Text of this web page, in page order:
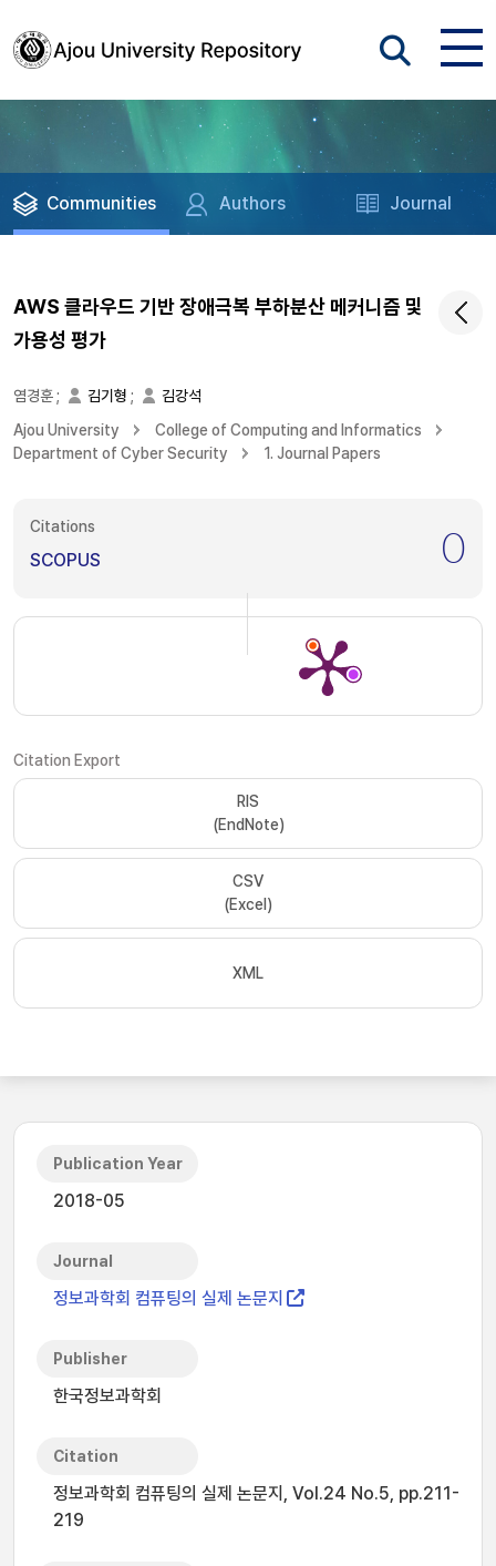
Communities Authors Journal
AWS 클라우드 기반 장애극복 부하분산 메커니즘 및
가용성 평가
염경훈; 김기형 ;
김강석
Ajou University
College of Computing and Informatics
Department of Cyber Security
1. Journal Papers
Citations
SCOPUS 0
Citation Export
RIS
(EndNote)
CSV
(Excel)
XML
Publication Year
2018-05
Journal
정보과학회 컴퓨팅의 실제 논문지
Publisher
한국정보과학회
Citation
정보과학회 컴퓨팅의 실제 논문지, Vol.24 No.5, pp.211-
219